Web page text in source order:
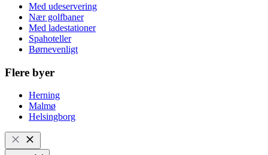
Med udeservering
Nær golfbaner
Med ladestationer
Spahoteller
Børnevenligt
Flere byer
Herning
Malmø
Helsingborg